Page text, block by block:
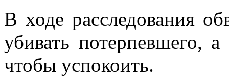
В ходе расследования
убивать потерпевшего,
чтобы успокоить.